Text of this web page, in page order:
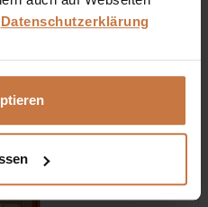
Datenschutzerklärung